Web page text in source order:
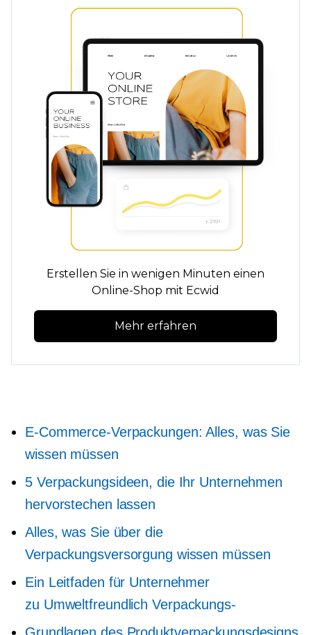
Erstellen Sie in wenigen Minuten einen
Online-Shop mit Ecwid
Mehr erfahren
E-Commerce-Verpackungen: Alles, was Sie
wissen müssen
5 Verpackungsideen, die Ihr Unternehmen
hervorstechen lassen
Alles, was Sie über die
Verpackungsversorgung wissen müssen
Ein Leitfaden für Unternehmer
zu Umweltfreundlich Verpackungs-